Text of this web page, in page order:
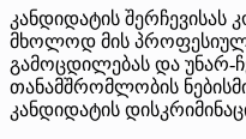
კანდიდატის შერჩევისას
მხოლოდ მის პროფესიულ
გამოცდილებას და უნარ-
თანამშრომლობის
კანდიდატის